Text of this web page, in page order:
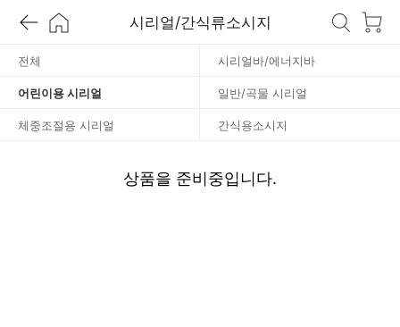
시리얼/간식류소시지
전체 시리얼바/에너지바
어린이용 시리얼 일반/곡물 시리얼
체중조절용 시리얼 간식용소시지
상품을 준비중입니다.